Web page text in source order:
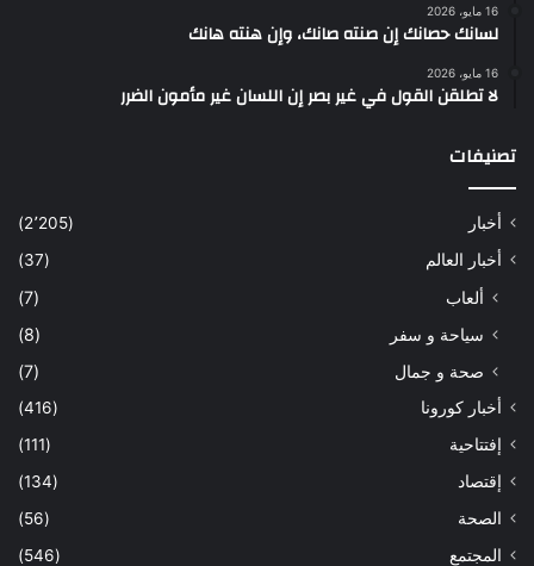
16 مايو، 2026
لسانك حصانك إن صنته صانك، وإن هنته هانك
16 مايو، 2026
لا تطلقن القول في غير بصر إن اللسان غير مأمون الضرر
تصنيفات
أخبار
(2٬205)
أخبار العالم
(37)
ألعاب
(7)
سياحة و سفر
(8)
صحة و جمال
(7)
أخبار كورونا
(416)
إفتتاحية
(111)
إقتصاد
(134)
الصحة
(56)
المجتمع
(546)